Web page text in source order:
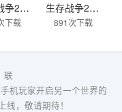
生存战争2.4最新版本更新四季下载
下载
生存战争2.4四季版本下载
891次下载
联
机玩家开启另一个世界的
，敬请期待！